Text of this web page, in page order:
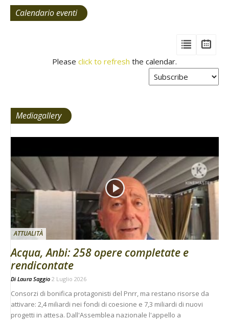
Calendario eventi
View
Please click to refresh the calendar.
Mediagallery
ATTUALITÀ
Acqua, Anbi: 258 opere completate e
rendicontate
Di Laura Saggio 2 Luglio 2026
Consorzi di bonifica protagonisti del Pnrr, ma restano risorse da
attivare: 2,4 miliardi nei fondi di coesione e 7,3 miliardi di nuovi
progetti in attesa. Dall'Assemblea nazionale l'appello a